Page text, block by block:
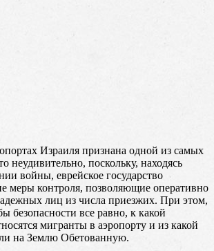
Израиля признана одной из самых
неудивительно, поскольку, находясь
войны, еврейское государство
меры контроля, позволяющие оперативно
лиц из числа приезжих. При этом,
безопасности все равно, к какой
мигранты в аэропорту и из какой
на Землю Обетованную.